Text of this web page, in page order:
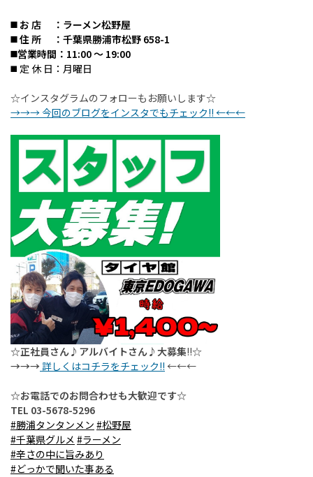
◼️ お 店 ：ラーメン松野屋
◼️ 住 所 ：千葉県勝浦市松野 658-1
◼️営業時間： 11:00 ～ 19:00
◼️ 定 休 日：月曜日
☆インスタグラムのフォローもお願いします☆
→→→ 今回のブログをインスタでもチェック!! ←←←
☆正社員さん♪アルバイトさん♪大募集!!☆
→→→詳しくはコチラをチェック!! ←←←
☆お電話でのお問合わせも大歓迎です☆
TEL 03-5678-5296
#勝浦タンタンメン #松野屋
#千葉県グルメ #ラーメン
#辛さの中に旨みあり
#どっかで聞いた事ある